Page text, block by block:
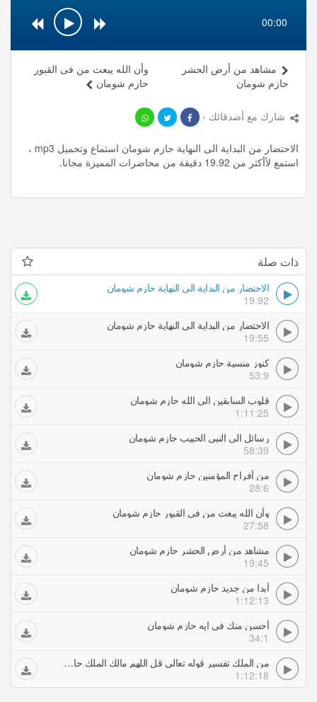
00:00
وأن الله يبعث من فى القبور
حازم شومان
مشاهد من أرض الحشر
حازم شومان
شارك مع أصدقائك ›
الاحتضار من البداية الى النهاية حازم شومان استماع وتحميل mp3 ،
استمع لأأكثر من 19.92 دقيقة من محاضرات المميزة مجانا.
ذات صلة
الاحتضار من البداية الى النهاية حازم شومان
19.92
الاحتضار من البداية الى النهاية حازم شومان
19:55
كنوز منسية حازم شومان
53:9
قلوب السابقين الى الله حازم شومان
1:11:25
رسائل الى النبى الحبيب حازم شومان
58:39
من أفراح المؤمنين حازم شومان
28:6
وأن الله يبعث من فى القبور حازم شومان
27:58
مشاهد من أرض الحشر حازم شومان
19:45
أبدا من جديد حازم شومان
1:12:13
أحسن منك في ايه حازم شومان
34:1
من الملك تفسير قوله تعالى قل اللهم مالك الملك حازم شومان
1:12:18